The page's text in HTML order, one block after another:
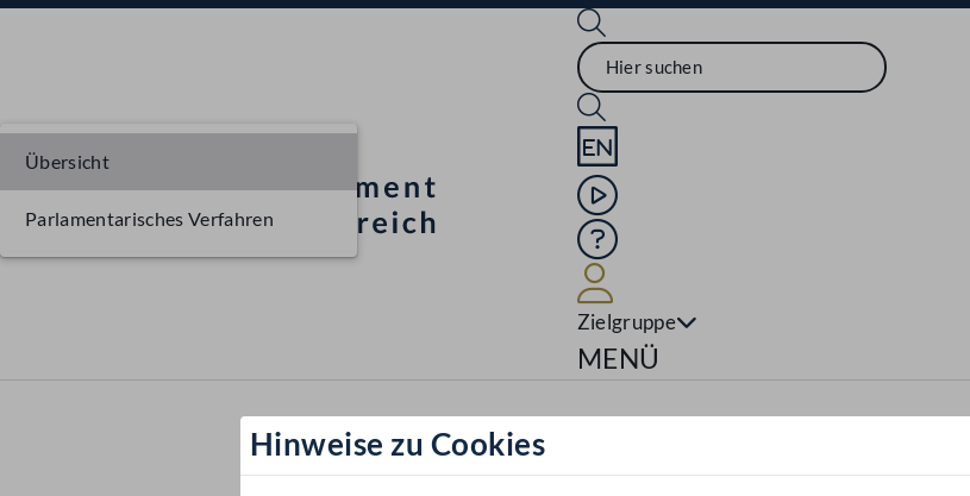
Sprache English
Mediathek
Hilfe
Zielgruppe
Navigationsmenü öffnen
MENÜ
Hinweise zu Cookies
Übersicht
Parlamentarisches Verfahren